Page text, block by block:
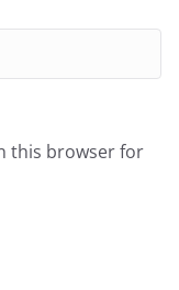
this browser for